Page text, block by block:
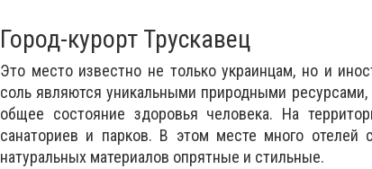
Город-курорт Трускавец
Это место известно не только украинцам, но и
соль являются уникальными природными
общее состояние здоровья человека. На
санаториев и парков. В этом месте много
натуральных материалов опрятные и стильные.